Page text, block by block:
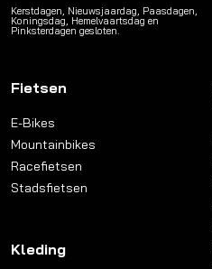
Kerstdagen, Nieuwsjaardag, Paasdagen,
Koningsdag, Hemelvaartsdag en
Pinksterdagen gesloten.
Fietsen
E-Bikes
Mountainbikes
Racefietsen
Stadsfietsen
Kleding